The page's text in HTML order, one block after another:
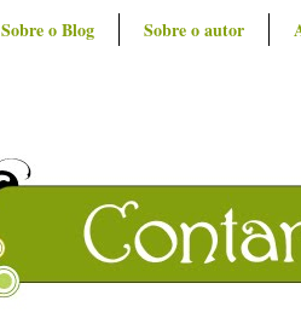
Sobre o Blog Sobre o autor